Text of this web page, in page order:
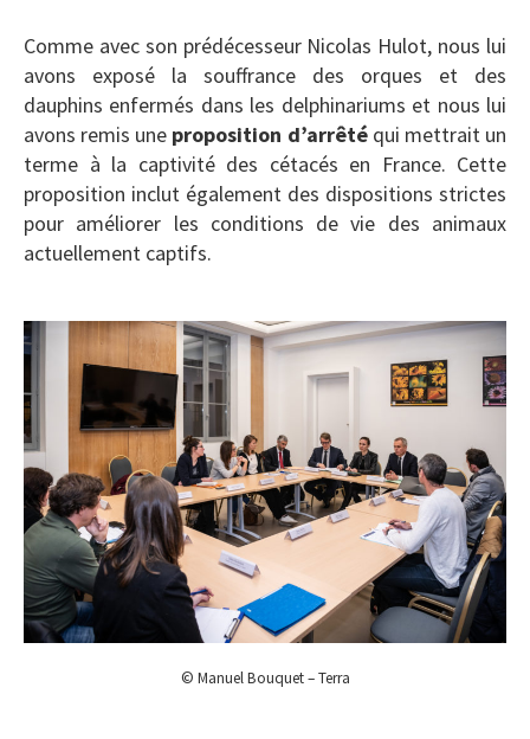
Comme avec son prédécesseur Nicolas Hulot, nous lui
avons exposé la souffrance des orques et des
dauphins enfermés dans les delphinariums et nous lui
avons remis une proposition d’arrêtéqui mettrait un
terme à la captivité des cétacés en France. Cette
proposition inclut également des dispositions strictes
pour améliorer les conditions de vie des animaux
actuellement captifs.
© Manuel Bouquet – Terra